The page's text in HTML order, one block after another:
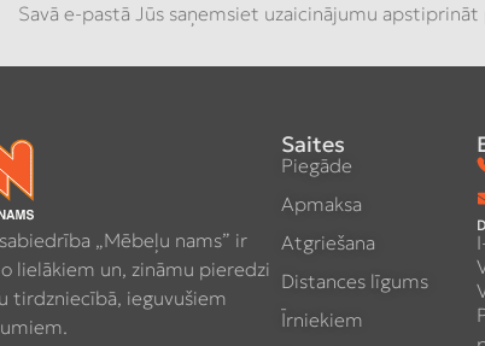
Savā e-pastā Jūs saņemsiet uzaicinājumu
„Mēbeļu nams” ir
lielākiem un, zināmu pieredzi
tirdzniecībā, ieguvušiem
Saites
Piegāde
Apmaksa
Atgriešana
Distances līgums
Īrniekiem